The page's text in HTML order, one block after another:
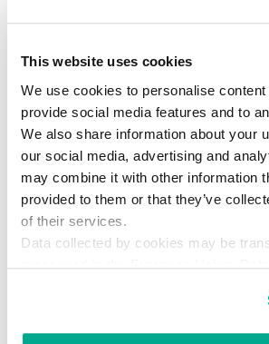
This website uses cookies
We use cookies to personalise
provide social media features and to
We also share information about your
our social media, advertising and
may combine it with other information
provided to them or that they’ve
of their services.
Data collected by cookies may be
processed in the European Union.
Kaspersky Labは先日、創立20周
「Earth 2050」です。Earth 2050
学者とKaspersky Labの調査チー
測を表現した、マルチメディアプ
す。Earth 2050のWebサイト（英
今後30年間でテクノロジーが私た
ように変えてゆくかの予測を、誰
るようになっています。今現在、
未来予測が掲載されています。皆
サイトをご覧になって、ぜひご意